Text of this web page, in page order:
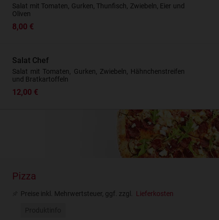
Salat mit Tomaten, Gurken, Thunfisch, Zwiebeln, Eier und
Oliven
8,00 €
Salat Chef
Salat mit Tomaten, Gurken, Zwiebeln, Hähnchenstreifen
und Bratkartoffeln
12,00 €
Pizza
Preise inkl. Mehrwertsteuer, ggf. zzgl. Lieferkosten